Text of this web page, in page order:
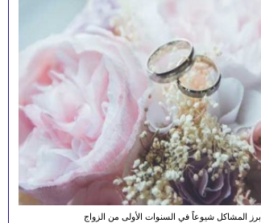
أبرز المشاكل شيوعاً في السنوات الأولى من الزواج